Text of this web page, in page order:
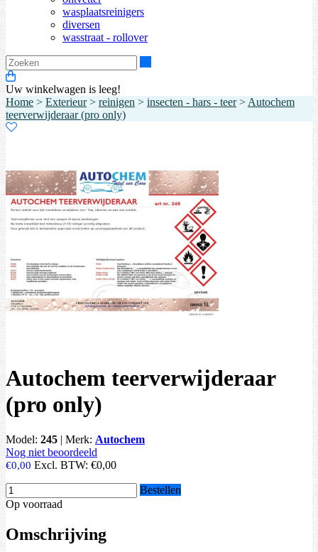
wasplaatsreinigers
diversen
wasstraat - rollover
Uw winkelwagen is leeg!
Home > Exterieur> reinigen > insecten - hars - teer> Autochem
teerverwijderaar (pro only)
Autochem teerverwijderaar
(pro only)
Model: 245 | Merk: Autochem
Nog niet beoordeeld
€0,00 Excl. BTW: €0,00
Bestellen
Op voorraad
Omschrijving